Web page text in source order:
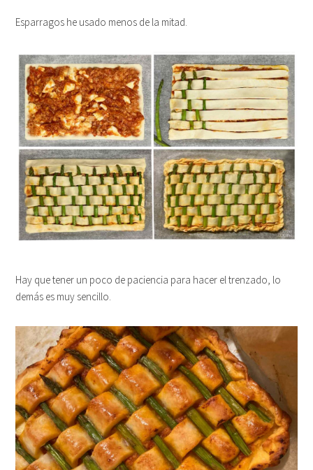
Esparragos he usado menos de la mitad.
Hay que tener un poco de paciencia para hacer el trenzado, lo
demás es muy sencillo.